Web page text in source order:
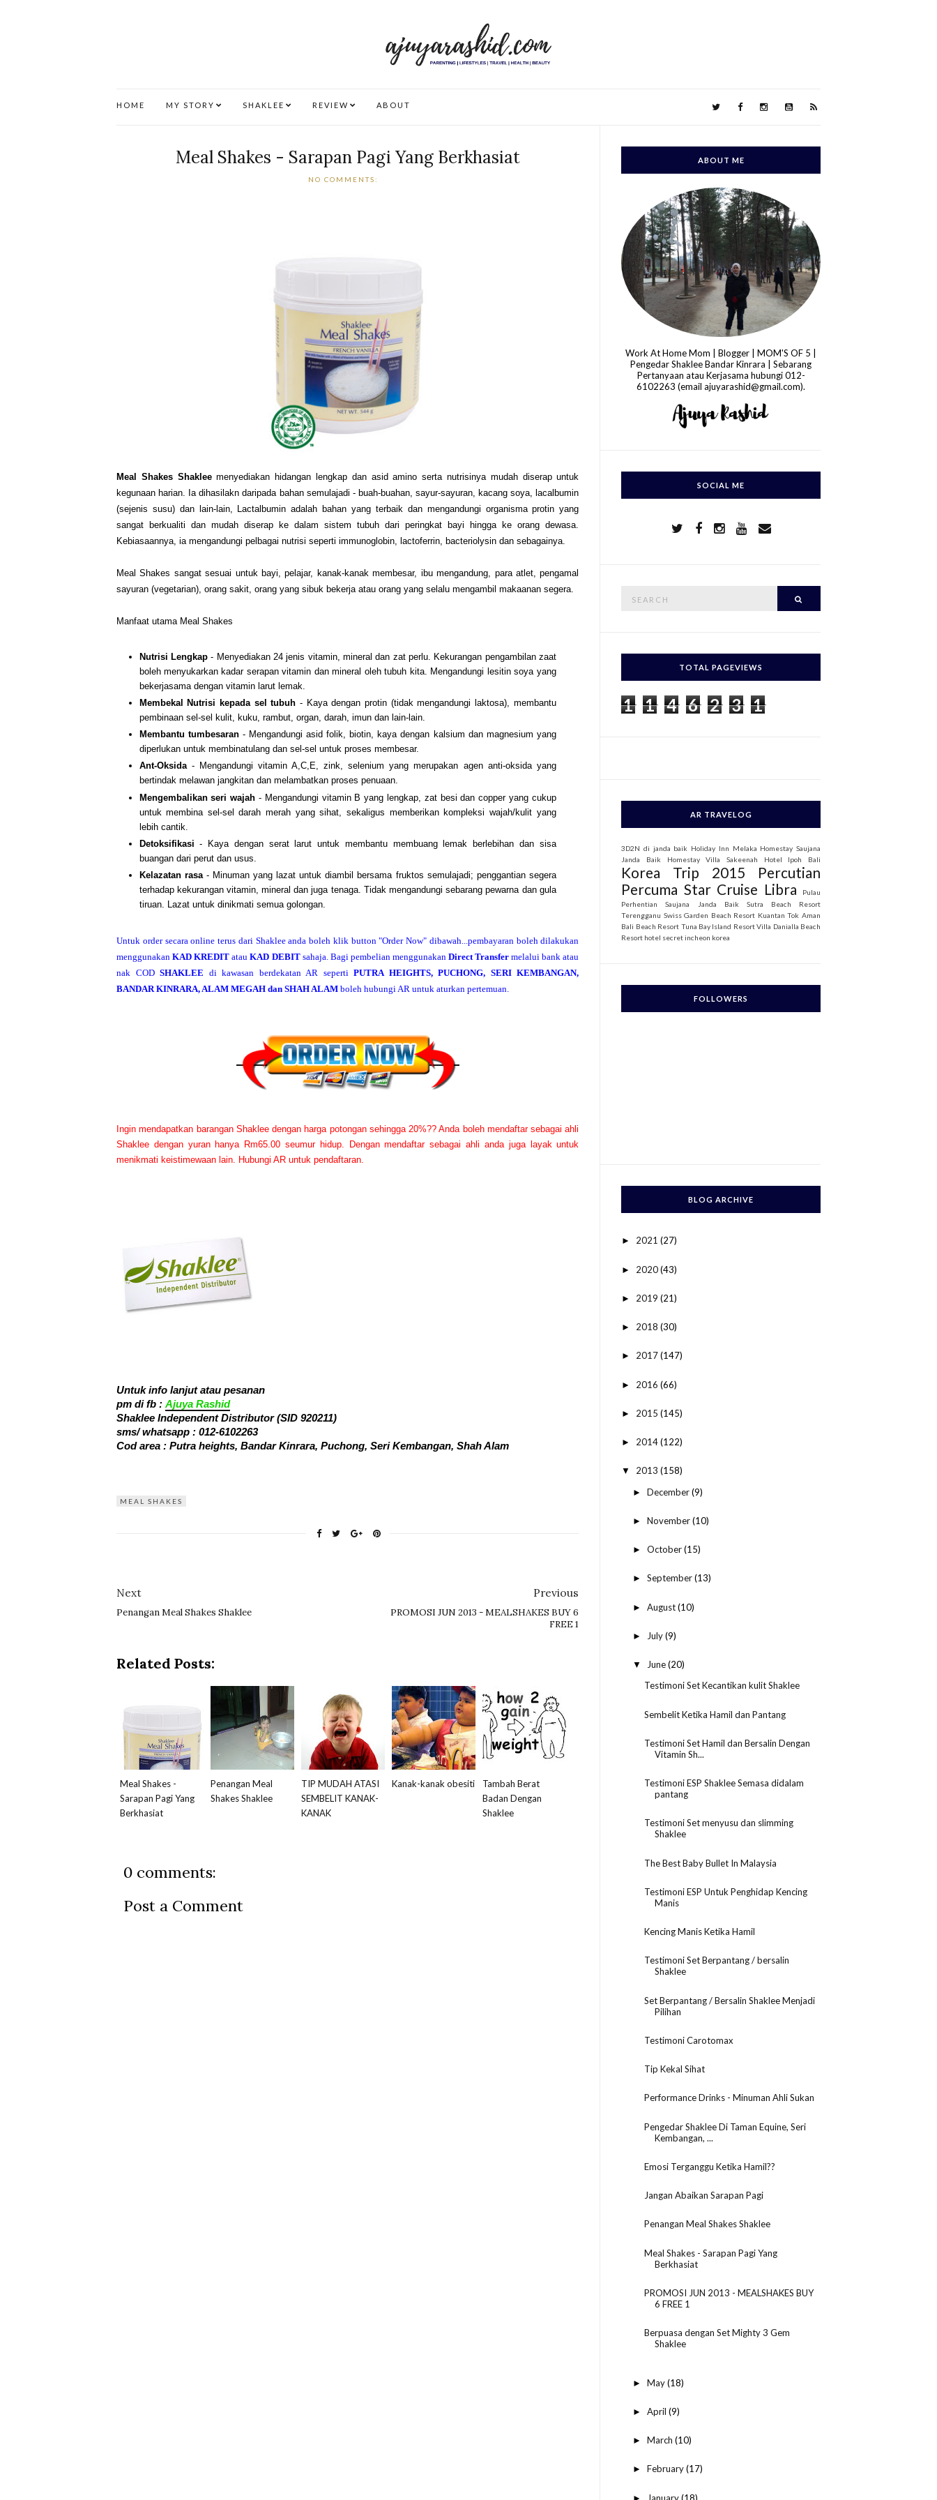
HOME MY STORY SHAKLEE REVIEW ABOUT
Meal Shakes - Sarapan Pagi Yang Berkhasiat
NO COMMENTS:
Meal Shakes Shakleemenyediakan hidangan lengkap dan asid amino serta nutrisinya mudah diserap untuk
kegunaan harian. Ia dihasilakn daripada bahan semulajadi - buah-buahan, sayur-sayuran, kacang soya, lacalbumin
(sejenis susu) dan lain-lain, Lactalbumin adalah bahan yang terbaik dan mengandungi organisma protin yang
sangat berkualiti dan mudah diserap ke dalam sistem tubuh dari peringkat bayi hingga ke orang dewasa.
Kebiasaannya, ia mengandungi pelbagai nutrisi seperti immunoglobin, lactoferrin, bacteriolysin dan sebagainya.
Meal Shakes sangat sesuai untuk bayi, pelajar, kanak-kanak membesar, ibu mengandung, para atlet, pengamal
sayuran (vegetarian), orang sakit, orang yang sibuk bekerja atau orang yang selalu mengambil makaanan segera.
Manfaat utama Meal Shakes
Nutrisi Lengkap- Menyediakan 24 jenis vitamin, mineral dan zat perlu. Kekurangan pengambilan zaat
boleh menyukarkan kadar serapan vitamin dan mineral oleh tubuh kita. Mengandungi lesitin soya yang
bekerjasama dengan vitamin larut lemak.
Membekal Nutrisi kepada sel tubuh - Kaya dengan protin (tidak mengandungi laktosa), membantu
pembinaan sel-sel kulit, kuku, rambut, organ, darah, imun dan lain-lain.
Membantu tumbesaran- Mengandungi asid folik, biotin, kaya dengan kalsium dan magnesium yang
diperlukan untuk membinatulang dan sel-sel untuk proses membesar.
Ant-Oksida- Mengandungi vitamin A,C,E, zink, selenium yang merupakan agen anti-oksida yang
bertindak melawan jangkitan dan melambatkan proses penuaan.
Mengembalikan seri wajah - Mengandungi vitamin B yang lengkap, zat besi dan copper yang cukup
untuk membina sel-sel darah merah yang sihat, sekaligus memberikan kompleksi wajah/kulit yang
lebih cantik.
Detoksifikasi - Kaya dengan serat larut untuk membantu membuang lemak berlebihan dan sisa
buangan dari perut dan usus.
Kelazatan rasa- Minuman yang lazat untuk diambil bersama fruktos semulajadi; penggantian segera
terhadap kekurangan vitamin, mineral dan juga tenaga. Tidak mengandungi sebarang pewarna dan gula
tiruan. Lazat untuk dinikmati semua golongan.
Untuk order secara online terus dari Shaklee anda boleh klik button "Order Now" dibawah...pembayaran boleh dilakukan
menggunakanKAD KREDIT atauKAD DEBITsahaja. Bagi pembelian menggunakanDirect Transfer melalui bank atau
nak CODSHAKLEE di kawasan berdekatan AR sepertiPUTRA HEIGHTS, PUCHONG, SERI KEMBANGAN,
BANDAR KINRARA, ALAM MEGAH dan SHAH ALAM boleh hubungi AR untuk aturkan pertemuan.
Ingin mendapatkan barangan Shaklee dengan harga potongan sehingga 20%?? Anda boleh mendaftar sebagai ahli
Shaklee dengan yuran hanya Rm65.00 seumur hidup. Dengan mendaftar sebagai ahli anda juga layak untuk
menikmati keistimewaan lain. Hubungi AR untuk pendaftaran.
Untuk info lanjut atau pesanan
pm di fb : Ajuya Rashid
Shaklee Independent Distributor (SID 920211)
sms/ whatsapp : 012-6102263
Cod area : Putra heights, Bandar Kinrara, Puchong, Seri Kembangan, Shah Alam
MEAL SHAKES
Next
Penangan Meal Shakes Shaklee
Previous
PROMOSI JUN 2013 - MEALSHAKES BUY 6
FREE 1
Related Posts:
Meal Shakes -
Sarapan Pagi Yang
Berkhasiat
Penangan Meal
Shakes Shaklee
TIP MUDAH ATASI
SEMBELIT KANAK-
KANAK
Kanak-kanak obesiti
Tambah Berat
Badan Dengan
Shaklee
0 comments:
Post a Comment
ABOUT ME
Work At Home Mom | Blogger | MOM'S OF 5 |
Pengedar Shaklee Bandar Kinrara | Sebarang
Pertanyaan atau Kerjasama hubungi 012-
6102263 (email ajuyarashid@gmail.com).
SOCIAL ME
r
TOTAL PAGEVIEWS
1 1 4 6 2 3 1
AR TRAVELOG
3D2N di janda baik Holiday Inn Melaka Homestay Saujana
Janda Baik
Homestay Villa Sakeenah Hotel Ipoh Bali
Korea Trip 2015
Percutian
Percuma Star Cruise Libra
Pulau
Perhentian
Saujana Janda Baik
Sutra Beach Resort
Terengganu Swiss Garden Beach Resort Kuantan Tok Aman
Bali Beach Resort Tuna Bay Island Resort Villa Danialla Beach
Resort hotel secret incheon korea
FOLLOWERS
BLOG ARCHIVE
► 2021(27)
► 2020(43)
► 2019(21)
► 2018(30)
► 2017(147)
► 2016(66)
► 2015(145)
► 2014(122)
▼ 2013(158)
► December(9)
► November(10)
► October(15)
► September(13)
► August(10)
► July(9)
▼ June(20)
Testimoni Set Kecantikan kulit Shaklee
Sembelit Ketika Hamil dan Pantang
Testimoni Set Hamil dan Bersalin Dengan
Vitamin Sh...
Testimoni ESP Shaklee Semasa didalam
pantang
Testimoni Set menyusu dan slimming
Shaklee
The Best Baby Bullet In Malaysia
Testimoni ESP Untuk Penghidap Kencing
Manis
Kencing Manis Ketika Hamil
Testimoni Set Berpantang / bersalin
Shaklee
Set Berpantang / Bersalin Shaklee Menjadi
Pilihan
Testimoni Carotomax
Tip Kekal Sihat
Performance Drinks - Minuman Ahli Sukan
Pengedar Shaklee Di Taman Equine, Seri
Kembangan, ...
Emosi Terganggu Ketika Hamil??
Jangan Abaikan Sarapan Pagi
Penangan Meal Shakes Shaklee
Meal Shakes - Sarapan Pagi Yang
Berkhasiat
PROMOSI JUN 2013 - MEALSHAKES BUY
6 FREE 1
Berpuasa dengan Set Mighty 3 Gem
Shaklee
► May(18)
► April (9)
► March (10)
► February(17)
January(18)